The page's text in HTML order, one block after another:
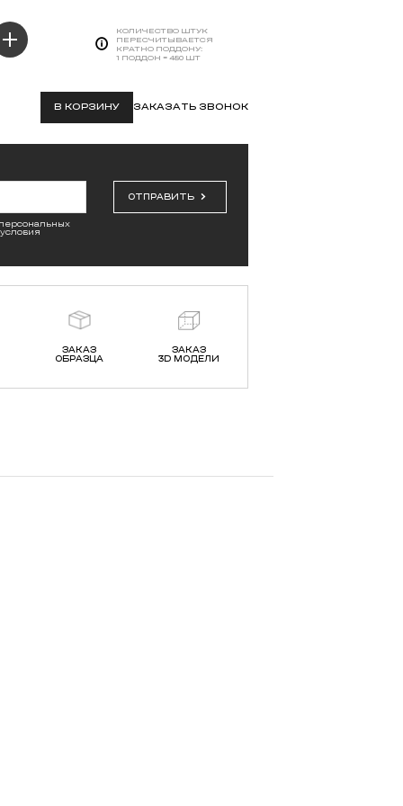
КОЛИЧЕСТВО ШТУК
ПЕРЕСЧИТЫВАЕТСЯ
КРАТНО ПОДДОНУ:
1 ПОДДОН = 480 ШТ
В КОРЗИНУ ЗАКАЗАТЬ ЗВОНОК
ОТПРАВИТЬ
ЗАКАЗ
ОБРАЗЦА
ЗАКАЗ
3D МОДЕЛИ